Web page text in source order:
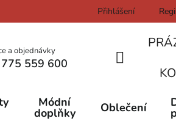
Přihlášení
a objednávky
559 600
NÁKUPNÍ
KOŠÍK
Módní
doplňky Oblečení